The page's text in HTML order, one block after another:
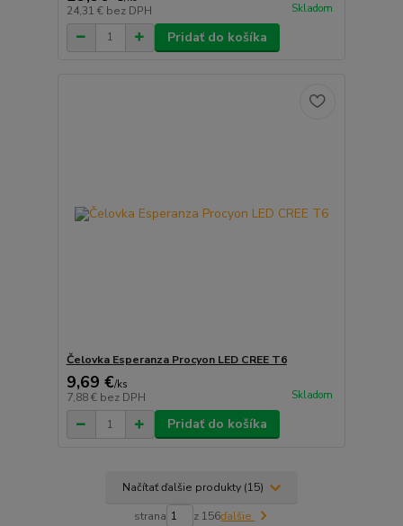
24,31 € bez DPH Skladom
Pridať do košíka
Čelovka Esperanza Procyon LED CREE T6
9,69 €/ks
7,88 € bez DPH Skladom
Pridať do košíka
Načítať ďalšie produkty (15)
strana z 156ďalšie